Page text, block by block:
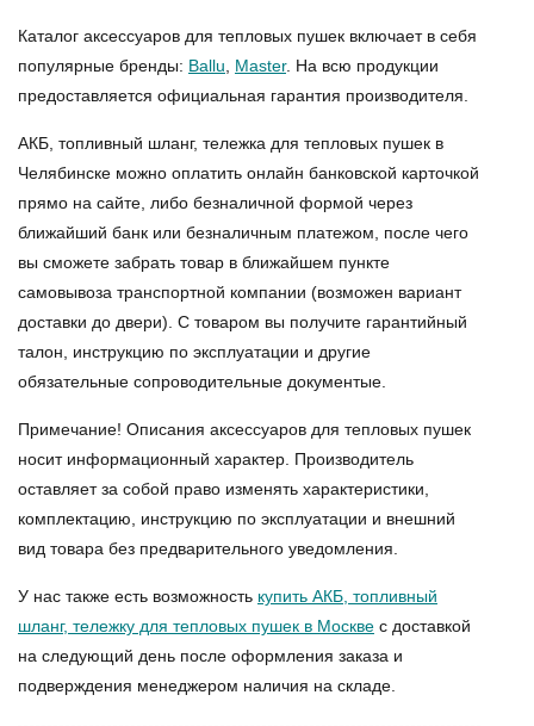
Каталог аксессуаров для тепловых пушек включает в себя
популярные бренды: Ballu Master. На всю продукции
предоставляется официальная гарантия производителя.
АКБ, топливный шланг, тележка для тепловых пушек в
Челябинске можно оплатить онлайн банковской карточкой
прямо на сайте, либо безналичной формой через
ближайший банк или безналичным платежом, после чего
вы сможете забрать товар в ближайшем пункте
самовывоза транспортной компании (возможен вариант
доставки до двери). С товаром вы получите гарантийный
талон, инструкцию по эксплуатации и другие
обязательные сопроводительные документые.
Примечание! Описания аксессуаров для тепловых пушек
носит информационный характер. Производитель
оставляет за собой право изменять характеристики,
комплектацию, инструкцию по эксплуатации и внешний
вид товара без предварительного уведомления.
У нас также есть возможность купить АКБ, топливный
шланг, тележку для тепловых пушек в Москве с доставкой
на следующий день после оформления заказа и
подверждения менеджером наличия на складе.